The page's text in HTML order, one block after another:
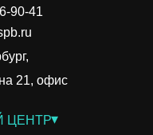
ЦЕНТР▾
90-41
21, офис